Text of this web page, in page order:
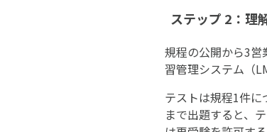
ステップ 2：理
規程の公開から3
習管理システム（
テストは規程1件
まで出題すると、